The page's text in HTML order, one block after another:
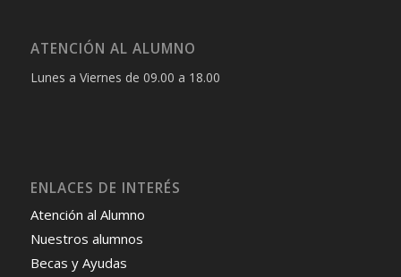
ATENCIÓN AL ALUMNO
Lunes a Viernes de 09.00 a 18.00
ENLACES DE INTERÉS
Atención al Alumno
Nuestros alumnos
Becas y Ayudas